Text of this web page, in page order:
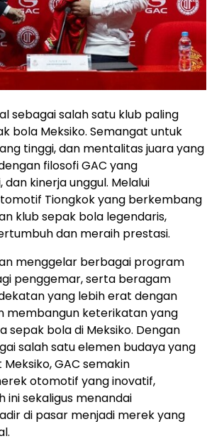
sebagai salah satu klub paling
bola Meksiko. Semangat untuk
tinggi, dan mentalitas juara yang
filosofi GAC yang
kinerja unggul. Melalui
Tiongkok yang berkembang
klub sepak bola legendaris,
dan meraih prestasi.
menggelar berbagai program
penggemar, serta beragam
yang lebih erat dengan
membangun keterikatan yang
sepak bola di Meksiko. Dengan
salah satu elemen budaya yang
GAC semakin
otomotif yang inovatif,
ini sekaligus menandai
di pasar menjadi merek yang